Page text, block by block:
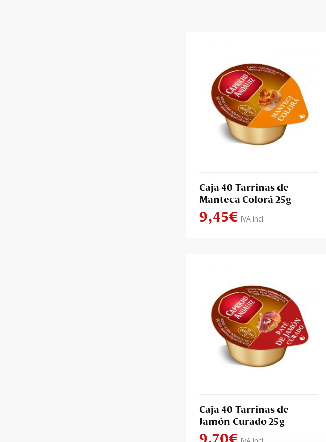
Caja 40 Tarrinas de
Manteca Colorá 25g
9,45€ IVA incl.
Caja 40 Tarrinas de
Jamón Curado 25g